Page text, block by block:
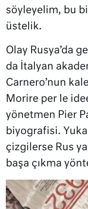
söyleyelim, bu
üstelik.
Olay Rusya’da
da İtalyan
Carnero’nun
Morire per le
yönetmen Pier
biyografisi.
çizgilerse Rus
başa çıkma